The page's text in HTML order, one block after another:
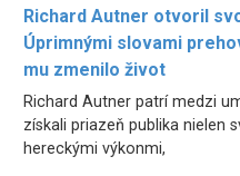
Richard Autner otvoril
Úprimnými slovami
mu zmenilo život
Richard Autner patrí medzi
získali priazeň publika nielen
hereckými výkonmi,